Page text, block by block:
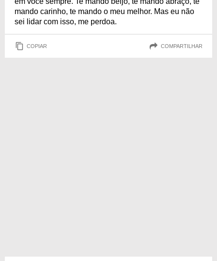
mando carinho, te mando o meu melhor. Mas eu não
sei lidar com isso, me perdoa.
COPIAR COMPARTILHAR